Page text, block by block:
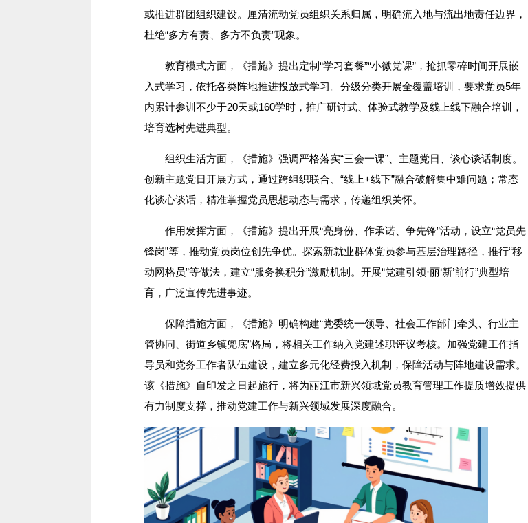
或推进群团组织建设。厘清流动党员组织关系归属，明确流入地与流出地责任边界，
杜绝“多方有责、多方不负责”现象。
教育模式方面 ，《措施》提出定制 “学习套餐”“小微党课”，抢抓零碎时间开展嵌
入式学习，依托各类阵地推进投放式学习。分级分类开展全覆盖培训，要求党员5年
内累计参训不少于20天或160学时，推广研讨式、体验式教学及线上线下融合培训，
培育选树先进典型。
组织生活方面，《措施》强调严格落实“三会一课”、主题党日、谈心谈话制度。
创新主题党日开展方式，通过跨组织联合、“线上+线下”融合破解集中难问题；常态
化谈心谈话，精准掌握党员思想动态与需求，传递组织关怀。
作用发挥方面 ，《措施》提出开展“亮身份、作承诺、争先锋”活动，设立“党员先
锋岗”等，推动党员岗位创先争优。探索新就业群体党员参与基层治理路径，推行“移
动网格员”等做法，建立“服务换积分”激励机制。开展“党建引领·丽‘新’前行”典型培
育，广泛宣传先进事迹。
保障措施方面 ，《措施》明确构建“党委统一领导、社会工作部门牵头、行业主
管协同、街道乡镇兜底”格局，将相关工作纳入党建述职评议考核。加强党建工作指
导员和党务工作者队伍建设，建立多元化经费投入机制，保障活动与阵地建设需求。
该《措施》自印发之日起施行，将为丽江市新兴领域党员教育管理工作提质增效提供
有力制度支撑，推动党建工作与新兴领域发展深度融合。